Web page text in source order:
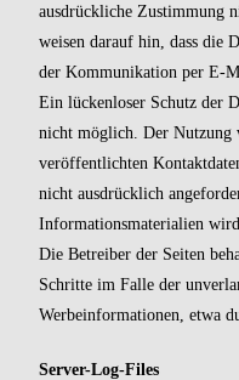
ausdrückliche Zustimmung
weisen darauf hin, dass die
der Kommunikation per E-
Ein lückenloser Schutz der
nicht möglich. Der Nutzung
veröffentlichten
nicht ausdrücklich
Informationsmaterialien
Die Betreiber der Seiten
Schritte im Falle der
Werbeinformationen, etwa
Server-Log-Files